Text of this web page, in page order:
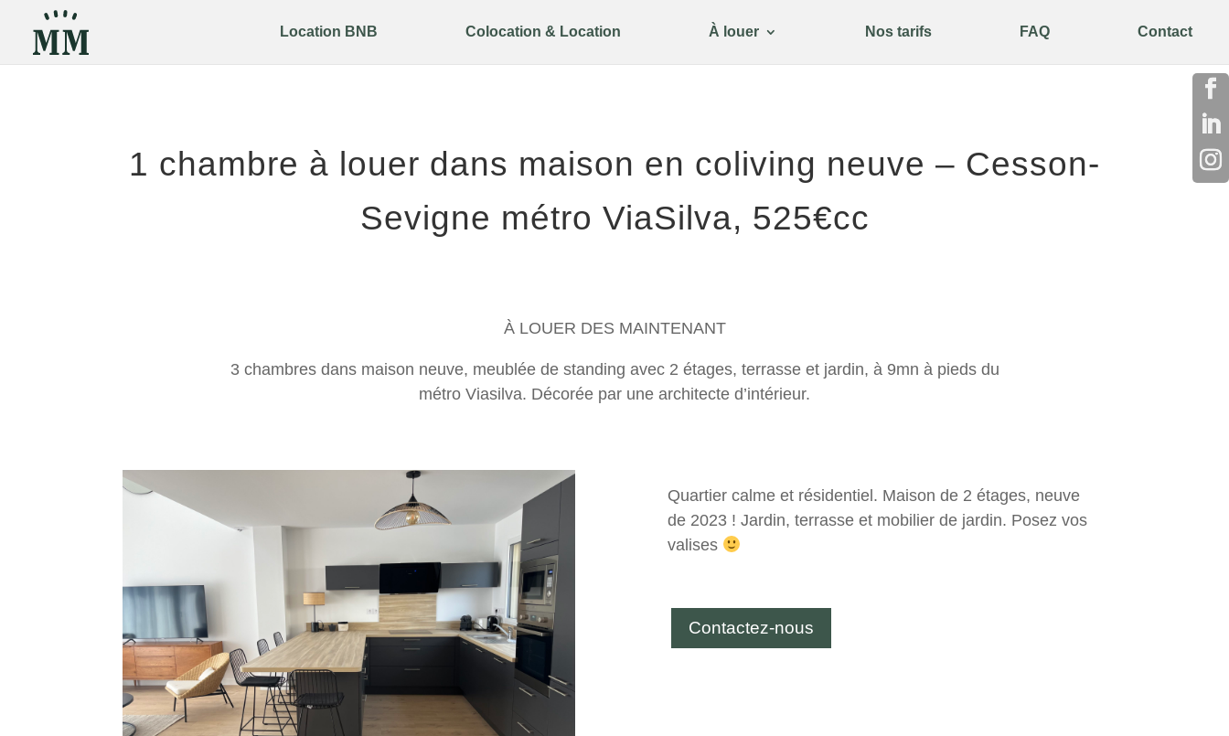
Location BNB Colocation & Location À louer Nos tarifs FAQ Contact
1 chambre à louer dans maison en coliving neuve – Cesson-
Sevigne métro ViaSilva, 525€cc
À LOUER DES MAINTENANT
3 chambres dans maison neuve, meublée de standing avec 2 étages, terrasse et jardin, à 9mn à pieds du
métro Viasilva. Décorée par une architecte d’intérieur.
Quartier calme et résidentiel. Maison de 2 étages, neuve
de 2023 ! Jardin, terrasse et mobilier de jardin. Posez vos
valises
Contactez-nous